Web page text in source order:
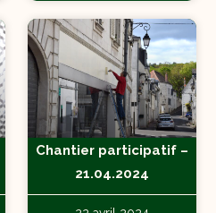
Chantier participatif –
21.04.2024